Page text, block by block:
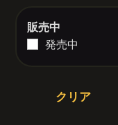
Engine
Suspension
汎用パーツ
販売中
発売中
クリア